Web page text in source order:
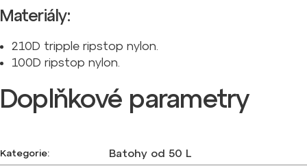
Materiály:
210D tripple ripstop nylon.
100D ripstop nylon.
Doplňkové parametry
Kategorie: Batohy od 50 L